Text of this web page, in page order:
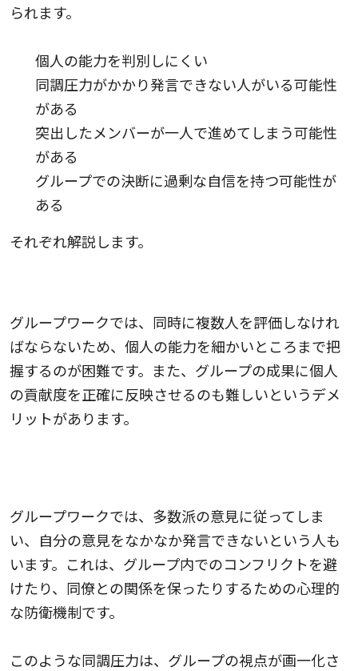
られます。
個人の能力を判別しにくい
同調圧力がかかり発言できない人がいる可能性
がある
突出したメンバーが一人で進めてしまう可能性
がある
グループでの決断に過剰な自信を持つ可能性が
ある
それぞれ解説します。
グループワークでは、同時に複数人を評価しなけれ
ばならないため、個人の能力を細かいところまで把
握するのが困難です。また、グループの成果に個人
の貢献度を正確に反映させるのも難しいというデメ
リットがあります。
グループワークでは、多数派の意見に従ってしま
い、自分の意見をなかなか発言できないという人も
います。これは、グループ内でのコンフリクトを避
けたり、同僚との関係を保ったりするための心理的
な防衛機制です。
このような同調圧力は、グループの視点が画一化さ